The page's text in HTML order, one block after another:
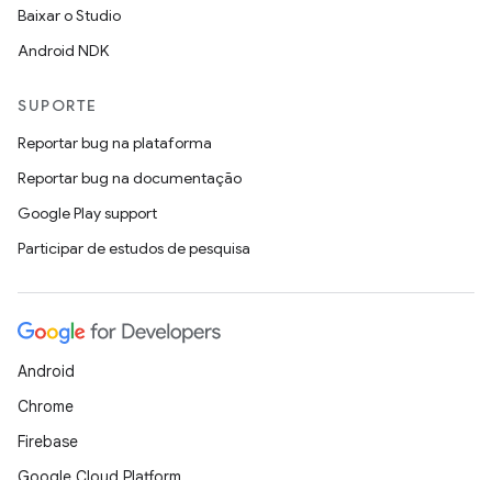
Baixar o Studio
Android NDK
SUPORTE
Reportar bug na plataforma
Reportar bug na documentação
Google Play support
Participar de estudos de pesquisa
Android
Chrome
Firebase